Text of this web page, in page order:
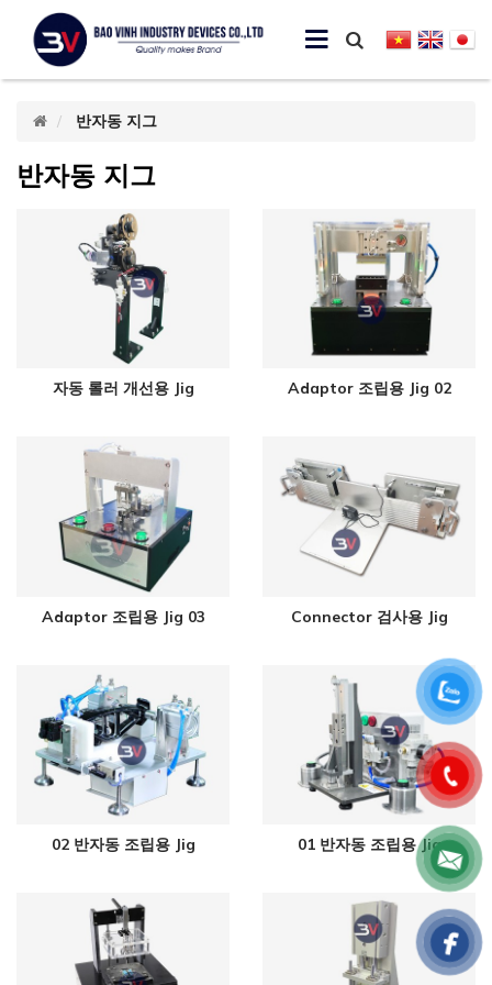
반자동 지그
반자동 지그
자동 롤러 개선용 Jig Adaptor 조립용 Jig 02
Adaptor 조립용 Jig 03 Connector 검사용 Jig
02 반자동 조립용 Jig 01 반자동 조립용 Jig